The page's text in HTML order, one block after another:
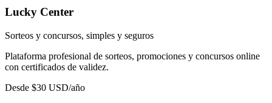
Lucky Center
Sorteos y concursos, simples y seguros
Plataforma profesional de sorteos, promociones y concursos online
con certificados de validez.
Desde $30 USD/año